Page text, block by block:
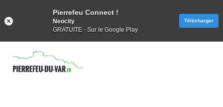
Pierrefeu Connect !
Neocity
GRATUITE - Sur le Google Play
Télécharger